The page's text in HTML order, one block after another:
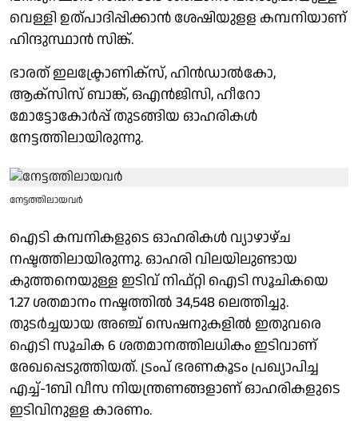
വെള്ളി ഉത്പാദിപ്പിക്കാന്‍ ശേഷിയുളള കമ്പനിയാണ്
ഹിന്ദുസ്ഥാൻ സിങ്ക്.
ഭാരത് ഇലക്ട്രോണിക്‌സ്, ഹിൻഡാൽകോ,
ആക്സിസ് ബാങ്ക്, ഒഎൻജിസി, ഹീറോ
മോട്ടോകോർപ്പ് തുടങ്ങിയ ഓഹരികൾ
നേട്ടത്തിലായിരുന്നു.
നേട്ടത്തിലായവര്‍
ഐടി കമ്പനികളുടെ ഓഹരികള്‍ വ്യാഴാഴ്ച
നഷ്ടത്തിലായിരുന്നു. ഓഹരി വിലയിലുണ്ടായ
കുത്തനെയുള്ള ഇടിവ് നിഫ്റ്റി ഐടി സൂചികയെ
1.27 ശതമാനം നഷ്ടത്തില്‍ 34,548 ലെത്തിച്ചു.
തുടർച്ചയായ അഞ്ച് സെഷനുകളിൽ ഇതുവരെ
ഐടി സൂചിക 6 ശതമാനത്തിലധികം ഇടിവാണ്
രേഖപ്പെടുത്തിയത്. ട്രംപ് ഭരണകൂടം പ്രഖ്യാപിച്ച
എച്ച്-1ബി വീസ നിയന്ത്രണങ്ങളാണ് ഓഹരികളുടെ
ഇടിവിനുളള കാരണം.